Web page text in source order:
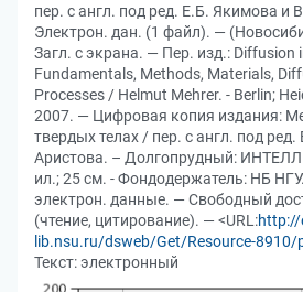
пер. с англ. под ред. Е.Б. Якимова и
Электрон. дан. (1 файл). —
Загл. с экрана. — Пер. изд.: Diffusion
Fundamentals, Methods, Materials,
Processes / Helmut Mehrer. - Berlin;
2007. — Цифровая копия издания:
твердых телах / пер. с англ. под
Аристова. – Долгопрудный:
ил.; 25 см. - Фондодержатель: НБ
электрон. данные. — Свободный
(чтение, цитирование). — <URL:http://
lib.nsu.ru/dsweb/Get/Resource-
Текст: электронный